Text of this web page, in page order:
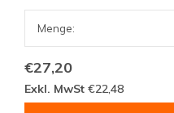
€27,20
Exkl. MwSt €22,48